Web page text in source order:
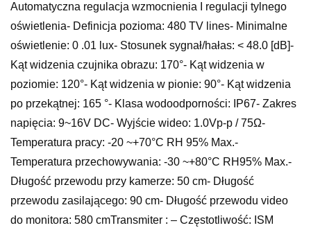
Automatyczna regulacja wzmocnienia I regulacji tylnego
oświetlenia- Definicja pozioma: 480 TV lines- Minimalne
oświetlenie: 0 .01 lux- Stosunek sygnał/hałas: < 48.0 [dB]-
Kąt widzenia czujnika obrazu: 170°- Kąt widzenia w
poziomie: 120°- Kąt widzenia w pionie: 90°- Kąt widzenia
po przekątnej: 165 °- Klasa wodoodporności: IP67- Zakres
napięcia: 9~16V DC- Wyjście wideo: 1.0Vp-p / 75Ω-
Temperatura pracy: -20 ~+70°C RH 95% Max.-
Temperatura przechowywania: -30 ~+80°C RH95% Max.-
Długość przewodu przy kamerze: 50 cm- Długość
przewodu zasilającego: 90 cm- Długość przewodu video
do monitora: 580 cmTransmiter : – Częstotliwość: ISM